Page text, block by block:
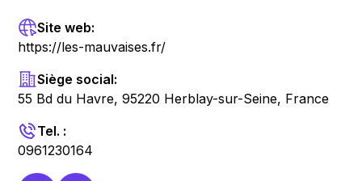
Site web:
https://les-mauvaises.fr/
Siège social:
55 Bd du Havre, 95220 Herblay-sur-Seine, France
Tel. :
0961230164